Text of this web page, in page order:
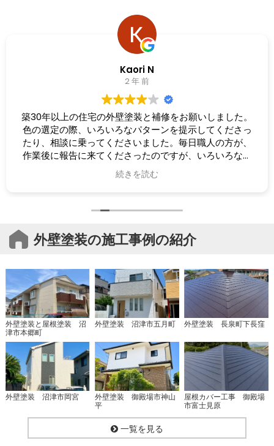
Kaori N
2 年 前
築30年以上の住宅の外壁塗装と補修をお願いしました。
色の選定の際、いろいろなパターンを提示してくださっ
たり、相談に乗ってくださいました。毎日職人の方が、
作業後に報告に来てくださったのですが、いろいろな質
問をしても嫌な顔せず、素人にも分かるよう、気持ちよ
く答えてくださったため、安心してお任せすることがで
てくださったこと、今後も点検作業をしてくださること
任せして良かったと感じました。
続きを読む
外壁塗装の施工事例の紹介
外壁塗装と屋根塗装 沼
津市本郷町
外壁塗装 沼津市五月町 外壁塗装 長泉町下長窪
外壁塗装 沼津市岡宮
外壁塗装 御殿場市神山
平
屋根カバー工事 御殿場
市富士見原
一覧を見る